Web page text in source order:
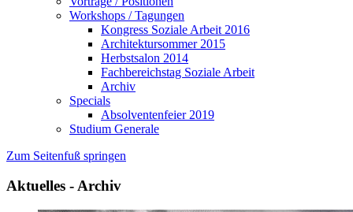
Workshops / Tagungen
Kongress Soziale Arbeit 2016
Architektursommer 2015
Herbstsalon 2014
Fachbereichstag Soziale Arbeit
Archiv
Specials
Absolventenfeier 2019
Studium Generale
Zum Seitenfuß springen
Aktuelles - Archiv